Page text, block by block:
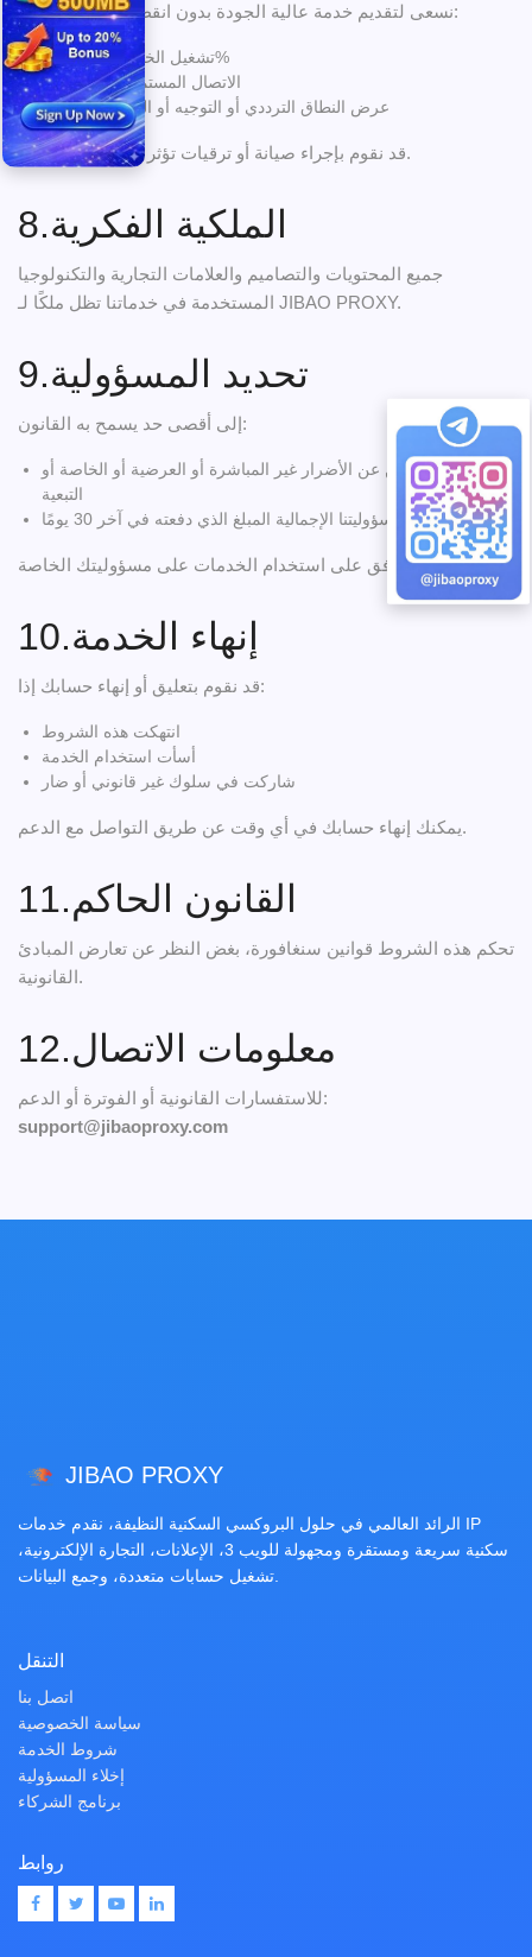
نسعى لتقديم خدمة عالية الجودة بدون انقطاع، لكن لا نضمن:
تشغيل الخدمة بنسبة 100%
الاتصال المستمر بدون انقطاع
عرض النطاق الترددي أو التوجيه أو السرعة المحددة
قد نقوم بإجراء صيانة أو ترقيات تؤثر مؤقتًا على التوفر.
8.الملكية الفكرية
جميع المحتويات والتصاميم والعلامات التجارية والتكنولوجيا
المستخدمة في خدماتنا تظل ملكًا لـ JIBAO PROXY.
9.تحديد المسؤولية
إلى أقصى حد يسمح به القانون:
لسنا مسؤولين عن الأضرار غير المباشرة أو العرضية أو الخاصة أو
التبعية
لا تتجاوز مسؤوليتنا الإجمالية المبلغ الذي دفعته في آخر 30 يومًا
أنت توافق على استخدام الخدمات على مسؤوليتك الخاصة.
10.إنهاء الخدمة
قد نقوم بتعليق أو إنهاء حسابك إذا:
انتهكت هذه الشروط
أسأت استخدام الخدمة
شاركت في سلوك غير قانوني أو ضار
يمكنك إنهاء حسابك في أي وقت عن طريق التواصل مع الدعم.
11.القانون الحاكم
تحكم هذه الشروط قوانين سنغافورة، بغض النظر عن تعارض المبادئ
القانونية.
12.معلومات الاتصال
للاستفسارات القانونية أو الفوترة أو الدعم:
support@jibaoproxy.com
JIBAO PROXY
الرائد العالمي في حلول البروكسي السكنية النظيفة، نقدم خدمات IP
سكنية سريعة ومستقرة ومجهولة للويب 3، الإعلانات، التجارة الإلكترونية،
التنقل
اتصل بنا
سياسة الخصوصية
شروط الخدمة
إخلاء المسؤولية
برنامج الشركاء
روابط